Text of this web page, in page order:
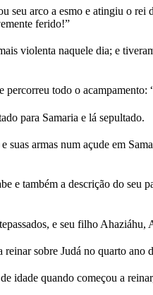
seu arco a esmo e atingiu o
ferido!”
violenta naquele dia; e
todo o acampamento:
para Samaria e lá sepultado.
suas armas num açude em
e também a descrição do
e seu filho
sobre Judá no quarto ano
idade quando começou a